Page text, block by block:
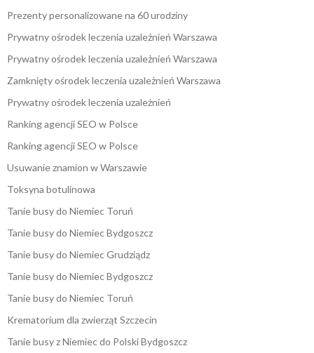
Prezenty personalizowane na 60 urodziny
Prywatny ośrodek leczenia uzależnień Warszawa
Prywatny ośrodek leczenia uzależnień Warszawa
Zamknięty ośrodek leczenia uzależnień Warszawa
Prywatny ośrodek leczenia uzależnień
Ranking agencji SEO w Polsce
Ranking agencji SEO w Polsce
Usuwanie znamion w Warszawie
Toksyna botulinowa
Tanie busy do Niemiec Toruń
Tanie busy do Niemiec Bydgoszcz
Tanie busy do Niemiec Grudziądz
Tanie busy do Niemiec Bydgoszcz
Tanie busy do Niemiec Toruń
Krematorium dla zwierząt Szczecin
Tanie busy z Niemiec do Polski Bydgoszcz